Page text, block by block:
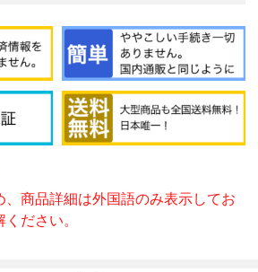
、商品詳細は外国語のみ表示してお
ださい。